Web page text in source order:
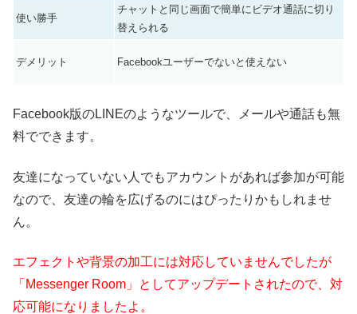
使い勝手
チャットと同じ画面で簡単にビデオ通話に切り
替えられる
デメリット Facebookユーザーでないと使えない
Facebook版のLINEのようなツールで、メールや通話も無
料でできます。
友達になっていない人でもアカウントがあれば参加が可能
なので、友達の輪を広げるのにはぴったりかもしれませ
ん。
エフェクトや背景の加工には対応していませんでしたが
「Messenger Room」としてアップデートされたので、対
応可能になりましたよ。